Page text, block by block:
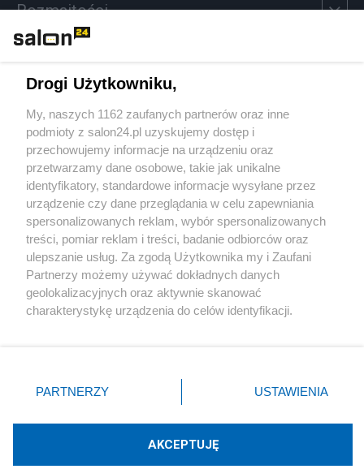
Rozmaitości
Sport
Społeczeństwo
Kultura
X Facebook Instagram Youtube
Drogi Użytkowniku,
My, naszych 1162 zaufanych partnerów oraz inne
podmioty z salon24.pl uzyskujemy dostęp i
przechowujemy informacje na urządzeniu oraz
przetwarzamy dane osobowe, takie jak unikalne
identyfikatory, standardowe informacje wysyłane przez
urządzenie czy dane przeglądania w celu zapewniania
spersonalizowanych reklam, wybór spersonalizowanych
treści, pomiar reklam i treści, badanie odbiorców oraz
ulepszanie usług. Za zgodą Użytkownika my i Zaufani
Partnerzy możemy używać dokładnych danych
geolokalizacyjnych oraz aktywnie skanować
charakterystykę urządzenia do celów identyfikacji.
zmienić/wycofać klikając przycisk ustawień prywatności
znajdujący się w lewym dolnym rogu strony
rodzaje przetwarzania danych nie wymagają zgody
użytkownika, ale masz prawo sprzeciwić się takiemu
PARTNERZY USTAWIENIA
AKCEPTUJĘ